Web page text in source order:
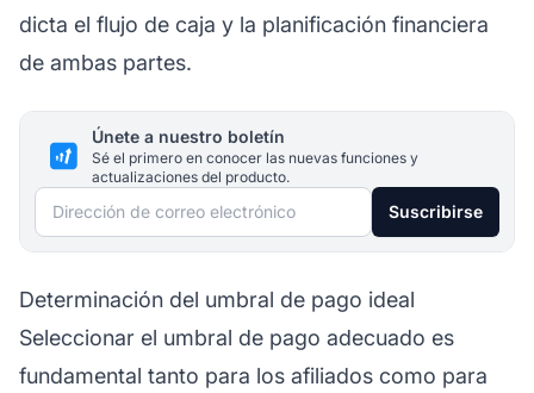
dicta el flujo de caja y la planificación financiera
de ambas partes.
Únete a nuestro boletín
Sé el primero en conocer las nuevas funciones y
actualizaciones del producto.
Dirección de correo electrónico Suscribirse
Determinación del umbral de pago ideal
Seleccionar el umbral de pago adecuado es
fundamental tanto para los afiliados como para